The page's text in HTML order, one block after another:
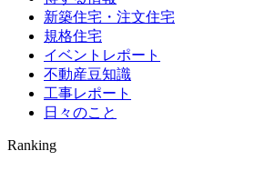
新築住宅・注文住宅
規格住宅
イベントレポート
不動産豆知識
工事レポート
日々のこと
Ranking